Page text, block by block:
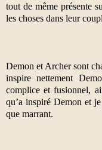
tout de même présente
les choses dans leur
Demon et Archer sont
inspire nettement
complice et fusionnel,
qu’a inspiré Demon et
que marrant.